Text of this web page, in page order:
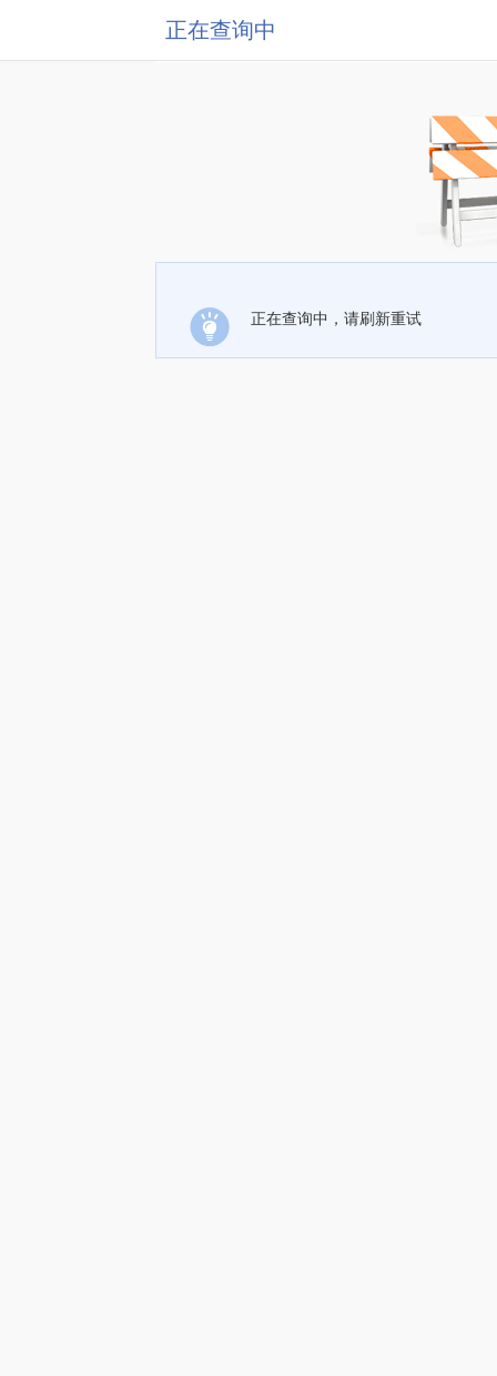
正在查询中
正在查询中，请刷新重试